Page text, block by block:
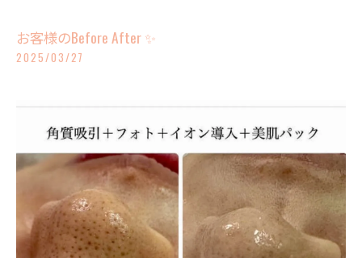
お客様のBefore After ✨
2025/03/27